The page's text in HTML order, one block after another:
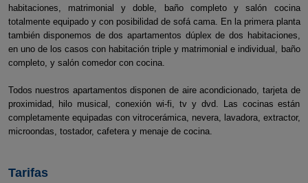
habitaciones, matrimonial y doble, baño completo y salón cocina
totalmente equipado y con posibilidad de sofá cama. En la primera planta
también disponemos de dos apartamentos dúplex de dos habitaciones,
en uno de los casos con habitación triple y matrimonial e individual, baño
completo, y salón comedor con cocina.
Todos nuestros apartamentos disponen de aire acondicionado, tarjeta de
proximidad, hilo musical, conexión wi-fi, tv y dvd. Las cocinas están
completamente equipadas con vitrocerámica, nevera, lavadora, extractor,
microondas, tostador, cafetera y menaje de cocina.
Tarifas